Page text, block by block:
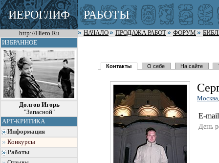
ИЕРОГЛИФ РАБОТЫ
http://Hiero.Ru НАЧАЛО ПРОДАЖА РАБОТ ФОРУМ
ИЗБРАННОЕ
Долгов Игорь
"Запасной"
АРТ-КРИТИКА
Информация
Конкурсы
Работы
Контакты О себе На сайте
Москва
E-
День